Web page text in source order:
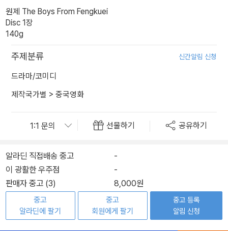
원제 The Boys From Fengkuei
Disc 1장
140g
주제분류 신간알림 신청
드라마/코미디
제작국가별 > 중국영화
선물하기 공유하기
알라딘 직접배송 중고
-
이 광활한 우주점
-
판매자 중고 (3)
8,000원
중고
알라딘에 팔기
중고
회원에게 팔기
중고 등록
알림 신청